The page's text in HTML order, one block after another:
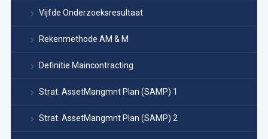
Vijfde Onderzoeksresultaat
Rekenmethode AM & M
Definitie Maincontracting
Strat. AssetMangmnt Plan (SAMP) 1
Strat. AssetMangmnt Plan (SAMP) 2